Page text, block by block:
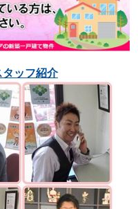
タッフ紹介